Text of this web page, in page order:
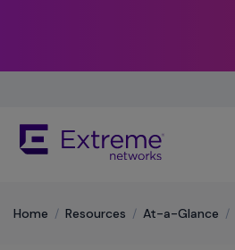
Content
keyboard
​Home / Resources / At-a-Glance /